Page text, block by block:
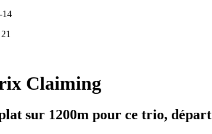
14
Claiming
sur 1200m pour ce trio, départ